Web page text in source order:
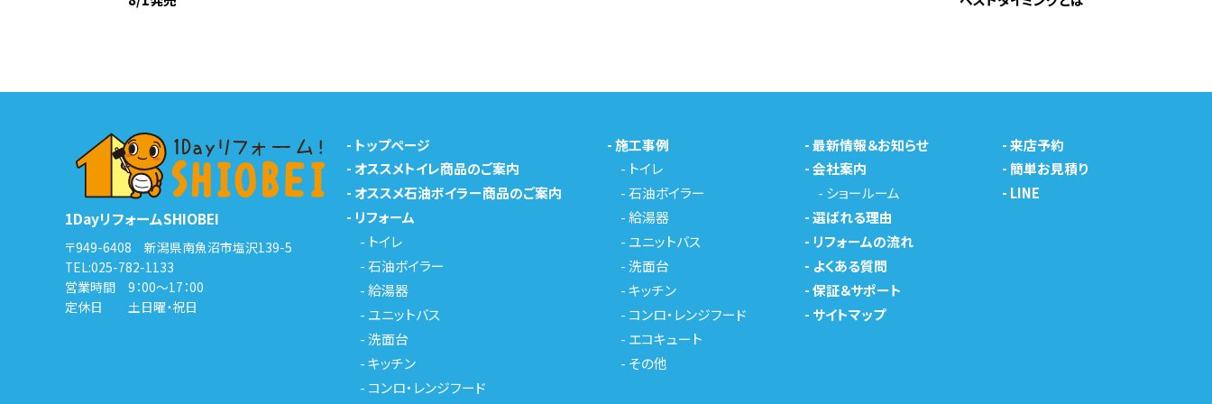
1DayリフォームSHIOBEI
〒949-6408 新潟県南魚沼市塩沢139-5
TEL:025-782-1133
営業時間 9：00～17：00
定休日 土日曜・祝日
- トップページ
- オススメトイレ商品のご案内
- オススメ石油ボイラー商品のご案内
- リフォーム
- トイレ
-石油ボイラー
-給湯器
- ユニットバス
-洗面台
-キッチン
- コンロ・レンジフード
-施工事例
- トイレ
-石油ボイラー
-給湯器
- ユニットバス
-洗面台
-キッチン
- コンロ・レンジフード
- エコキュート
- その他
-最新情報＆お知らせ
-会社案内
- ショールーム
-選ばれる理由
- リフォームの流れ
- よくある質問
-保証＆サポート
- サイトマップ
-来店予約
-簡単お見積り
- LINE